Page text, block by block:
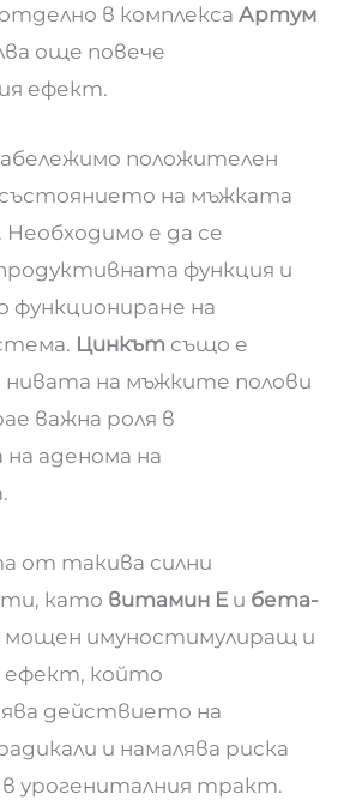
в комплексаАртум
още повече
ефект.
положителен
на мъжката
Необходимо е да се
функция и
на
Цинкът също е
нивата на мъжките полови
важна роля в
аденома на
от такива силни
като витамин Е и бета-
мощен имуностимулиращ и
ефект, който
действието на
и намалява риска
урогениталния тракт.